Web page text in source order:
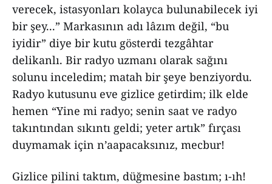
verecek, istasyonları kolayca bulunabilecek iyi
bir şey...” Markasının adı lâzım değil, “bu
iyidir” diye bir kutu gösterdi tezgâhtar
delikanlı. Bir radyo uzmanı olarak sağını
solunu inceledim; matah bir şeye benziyordu.
Radyo kutusunu eve gizlice getirdim; ilk elde
hemen “Yine mi radyo; senin saat ve radyo
takıntından sıkıntı geldi; yeter artık” fırçası
duymamak için n’aapacaksınız, mecbur!
Gizlice pilini taktım, düğmesine bastım; ı-ıh!